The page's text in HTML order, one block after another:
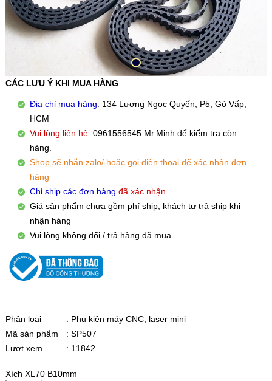
CÁC LƯU Ý KHI MUA HÀNG
Địa chỉ mua hàng: 134 Lương Ngọc Quyến, P5, Gò Vấp,
HCM
Vui lòng liên hệ: 0961556545 Mr.Minh để kiểm tra còn
hàng.
Shop sẽ nhắn zalo/ hoặc gọi điện thoại để xác nhận đơn
hàng
Chỉ ship các đơn hàng đã xác nhận
Giá sản phẩm chưa gồm phí ship, khách tự trả ship khi
nhận hàng
Vui lòng không đổi / trả hàng đã mua
Phân loại
: Phụ kiện máy CNC, laser mini
Mã sản phẩm
: SP507
Lượt xem
: 11842
Xích XL70 B10mm